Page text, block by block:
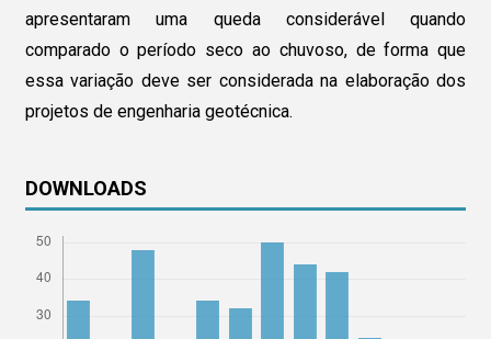
apresentaram uma queda considerável quando
comparado o período seco ao chuvoso, de forma que
essa variação deve ser considerada na elaboração dos
projetos de engenharia geotécnica.
DOWNLOADS